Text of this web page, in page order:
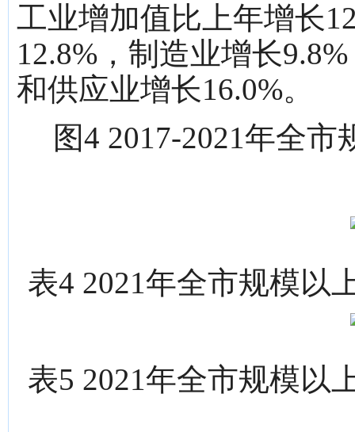
工业增加值比上年增长
12.8%，制造业增长
和供应业增长16.0%。
图4 2017-2021年全
表4 2021年全市规模以
表5 2021年全市规模以